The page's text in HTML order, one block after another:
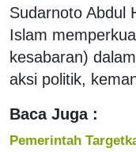
Sudarnoto Abdul
Islam
kesabaran)
aksi politik,
Baca Juga :
Pemerintah